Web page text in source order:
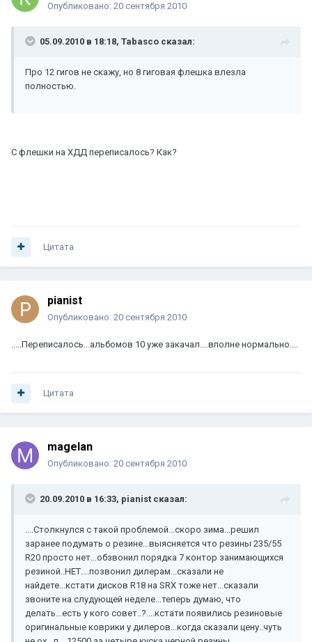
Опубликовано: 20 сентября 2010
05.09.2010 в 18:18, Tabasco сказал:
Про 12 гигов не скажу, но 8 гиговая флешка влезла
полностью.
С флешки на ХДД переписалось? Как?
Цитата
pianist
Опубликовано: 20 сентября 2010
.....Переписалось...альбомов 10 уже закачал....вполне нормально....
Цитата
magelan
Опубликовано: 20 сентября 2010
20.09.2010 в 16:33, pianist сказал:
....Столкнулся с такой проблемой...скоро зима...решил
заранее подумать о резине...выясняется что резины 235/55
R20 просто нет...обзвонил порядка 7 контор занимающихся
резиной..НЕТ....позвонил дилерам...сказали не
найдете...кстати дисков R18 на SRX тоже нет...сказали
звоните на слудующей неделе...теперь думаю, что
делать...есть у кого совет..?....кстати появились резиновые
оригинальные коврики у дилеров...когда сказали цену..чуть